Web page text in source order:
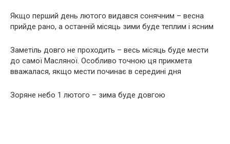
Якщо перший день лютого видався сонячним – весна
прийде рано, а останній місяць зими буде теплим і ясним
Заметіль довго не проходить – весь місяць буде мести
до самої Масляної. Особливо точною ця прикмета
вважалася, якщо мести починає в середині дня
Зоряне небо 1 лютого – зима буде довгою